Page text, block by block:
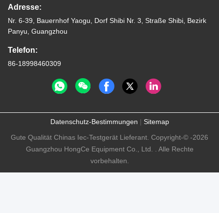
Adresse:
Nr. 6-39, Bauernhof Yaogu, Dorf Shibi Nr. 3, Straße Shibi, Bezirk
Panyu, Guangzhou
Telefon:
86-18998460309
Datenschutz-Bestimmungen | Sitemap
Gute Qualität Chinas Iec-Testgerät Lieferant. Copyright-© -2026
Guangzhou HongCe Equipment Co., Ltd. . Alle Rechte
vorbehalten.